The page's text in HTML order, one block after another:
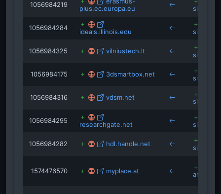
1056984219
plus.ec.europa.eu
1056984284 ideals.illinois.edu
1056984325 vilniustech.lt
1056984175 3dsmartbox.net
1056984316 vdsm.net
1056984295 researchgate.net
1056984282 hdl.handle.net
1574476570 myplace.at
arena-